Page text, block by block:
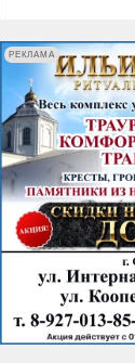
РЕКЛАМА